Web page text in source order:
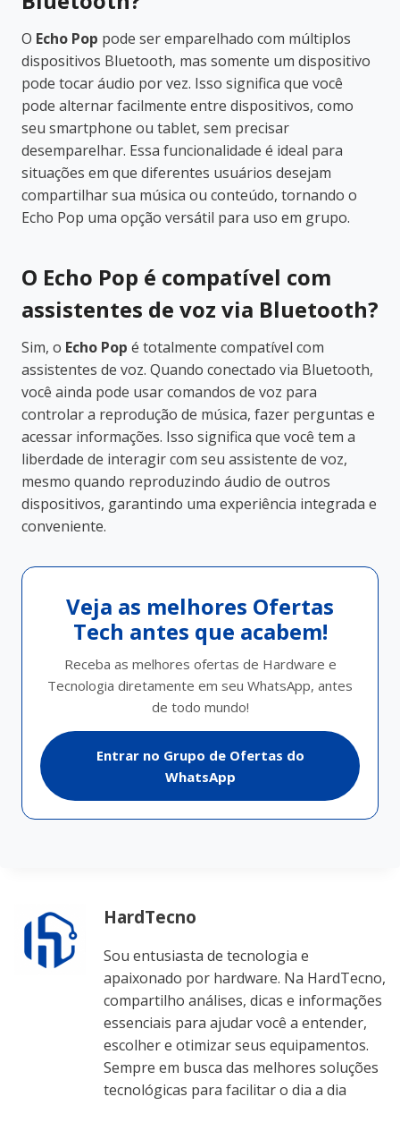
O Echo Pop pode ser emparelhado com múltiplos
dispositivos Bluetooth, mas somente um dispositivo
pode tocar áudio por vez. Isso significa que você
pode alternar facilmente entre dispositivos, como
seu smartphone ou tablet, sem precisar
desemparelhar. Essa funcionalidade é ideal para
situações em que diferentes usuários desejam
compartilhar sua música ou conteúdo, tornando o
Echo Pop uma opção versátil para uso em grupo.
O Echo Pop é compatível com
assistentes de voz via Bluetooth?
Sim, o Echo Pop é totalmente compatível com
assistentes de voz. Quando conectado via Bluetooth,
você ainda pode usar comandos de voz para
controlar a reprodução de música, fazer perguntas e
acessar informações. Isso significa que você tem a
liberdade de interagir com seu assistente de voz,
mesmo quando reproduzindo áudio de outros
dispositivos, garantindo uma experiência integrada e
conveniente.
Veja as melhores Ofertas
Tech antes que acabem!
Receba as melhores ofertas de Hardware e
Tecnologia diretamente em seu WhatsApp, antes
de todo mundo!
Entrar no Grupo de Ofertas do
WhatsApp
HardTecno
Sou entusiasta de tecnologia e
apaixonado por hardware. Na HardTecno,
compartilho análises, dicas e informações
essenciais para ajudar você a entender,
escolher e otimizar seus equipamentos.
Sempre em busca das melhores soluções
tecnológicas para facilitar o dia a dia